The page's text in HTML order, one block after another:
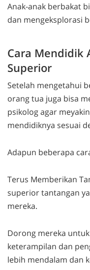
Anak-anak berbakat
dan mengeksplorasi
Cara Mendidik
Superior
Setelah mengetahui
orang tua juga bisa
psikolog agar
mendidiknya sesuai
Adapun beberapa
Terus Memberikan
superior tantangan
mereka.
Dorong mereka
keterampilan dan
lebih mendalam dan